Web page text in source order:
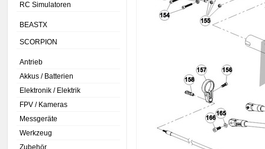
RC Simulatoren
BEASTX
SCORPION
Antrieb
Akkus / Batterien
Elektronik / Elektrik
FPV / Kameras
Messgeräte
Werkzeug
Zubehör